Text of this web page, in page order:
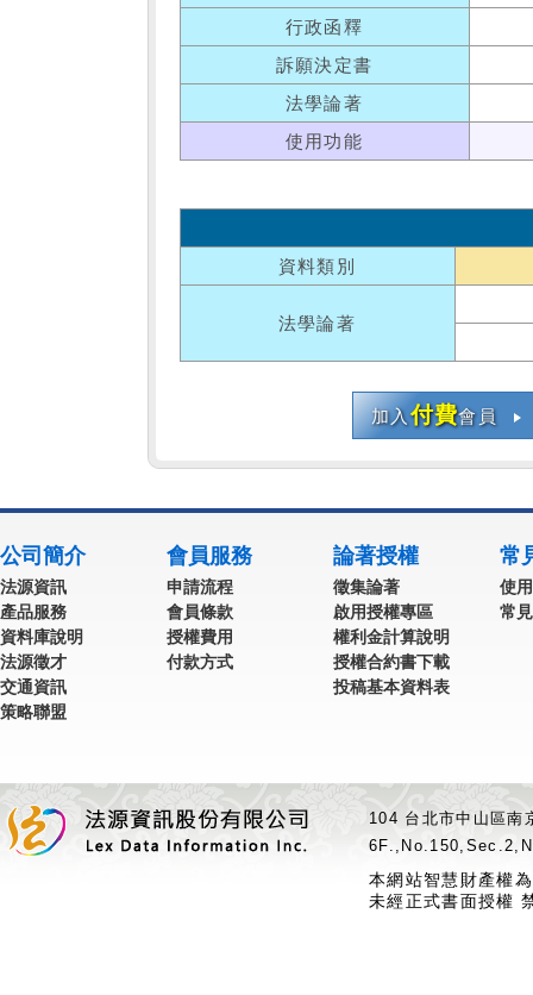
行政函釋
訴願決定書
法學論著
使用功能
資料類別
法學論著
加入付費會員
公司簡介
法源資訊
產品服務
資料庫說明
法源徵才
交通資訊
策略聯盟
會員服務
申請流程
會員條款
授權費用
付款方式
論著授權
徵集論著
啟用授權專區
權利金計算說明
授權合約書下載
投稿基本資料表
常
使
常
104 台北市中山區
本網站智慧財產權
未經正式書面授權